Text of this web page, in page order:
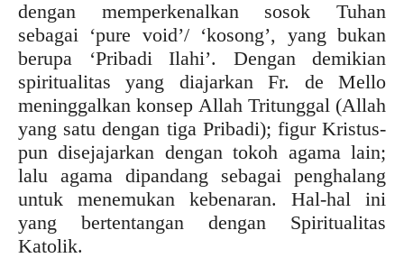
dengan memperkenalkan sosok Tuhan
sebagai ‘pure void’/ ‘kosong’, yang bukan
berupa ‘Pribadi Ilahi’. Dengan demikian
spiritualitas yang diajarkan Fr. de Mello
meninggalkan konsep Allah Tritunggal (Allah
yang satu dengan tiga Pribadi); figur Kristus-
pun disejajarkan dengan tokoh agama lain;
lalu agama dipandang sebagai penghalang
untuk menemukan kebenaran. Hal-hal ini
yang bertentangan dengan Spiritualitas
Katolik.